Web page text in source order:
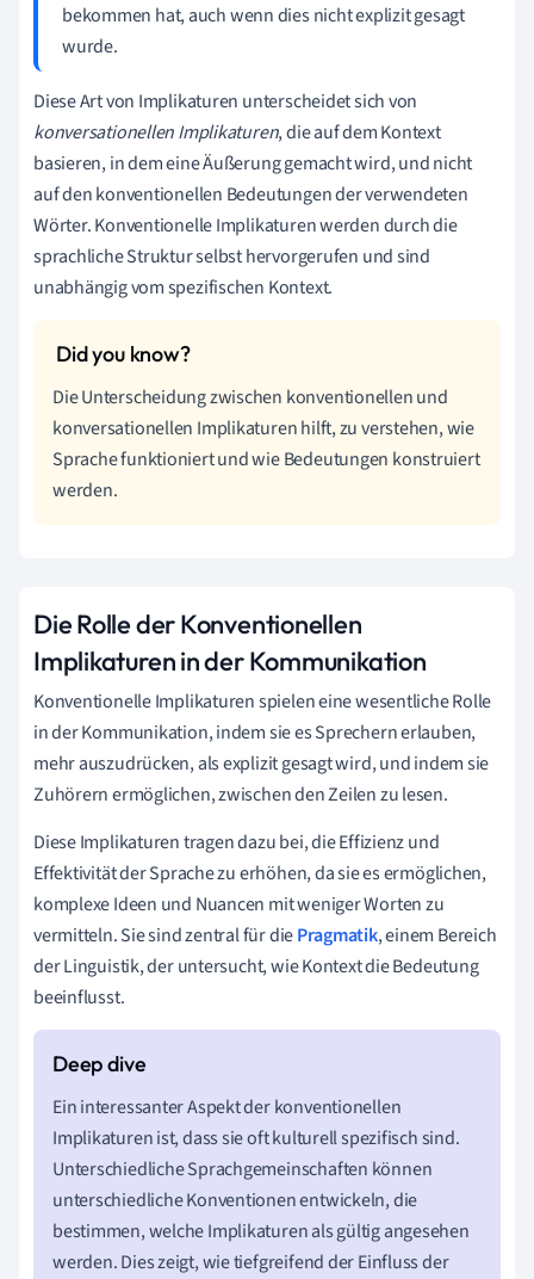
bekommen hat, auch wenn dies nicht explizit gesagt
wurde.
Diese Art von Implikaturen unterscheidet sich von
konversationellen Implikaturen, die auf dem Kontext
basieren, in dem eine Äußerung gemacht wird, und nicht
auf den konventionellen Bedeutungen der verwendeten
Wörter. Konventionelle Implikaturen werden durch die
sprachliche Struktur selbst hervorgerufen und sind
unabhängig vom spezifischen Kontext.
Die Unterscheidung zwischen konventionellen und
konversationellen Implikaturen hilft, zu verstehen, wie
Sprache funktioniert und wie Bedeutungen konstruiert
werden.
Die Rolle der Konventionellen
Implikaturen in der Kommunikation
Konventionelle Implikaturen spielen eine wesentliche Rolle
in der Kommunikation, indem sie es Sprechern erlauben,
mehr auszudrücken, als explizit gesagt wird, und indem sie
Zuhörern ermöglichen, zwischen den Zeilen zu lesen.
Diese Implikaturen tragen dazu bei, die Effizienz und
Effektivität der Sprache zu erhöhen, da sie es ermöglichen,
komplexe Ideen und Nuancen mit weniger Worten zu
vermitteln. Sie sind zentral für diePragmatik, einem Bereich
der Linguistik, der untersucht, wie Kontext die Bedeutung
beeinflusst.
Ein interessanter Aspekt der konventionellen
Implikaturen ist, dass sie oft kulturell spezifisch sind.
Unterschiedliche Sprachgemeinschaften können
unterschiedliche Konventionen entwickeln, die
bestimmen, welche Implikaturen als gültig angesehen
werden. Dies zeigt, wie tiefgreifend der Einfluss der